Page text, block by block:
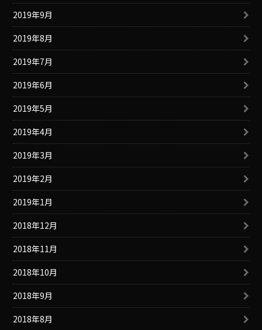
2019年9月
2019年8月
2019年7月
2019年6月
2019年5月
2019年4月
2019年3月
2019年2月
2019年1月
2018年12月
2018年11月
2018年10月
2018年9月
2018年8月